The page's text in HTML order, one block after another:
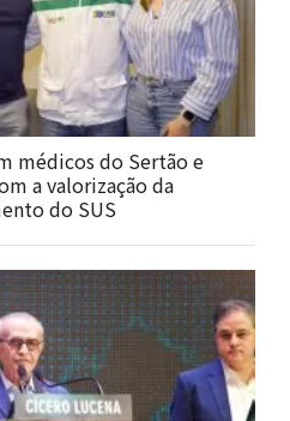
médicos do Sertão e
a valorização da
do SUS